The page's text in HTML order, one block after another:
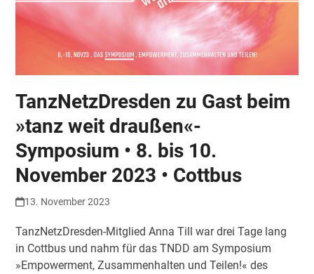
TanzNetzDresden zu Gast beim
»tanz weit draußen«-
Symposium • 8. bis 10.
November 2023 • Cottbus
13. November 2023
TanzNetzDresden-Mitglied Anna Till war drei Tage lang
in Cottbus und nahm für das TNDD am Symposium
»Empowerment, Zusammenhalten und Teilen!« des